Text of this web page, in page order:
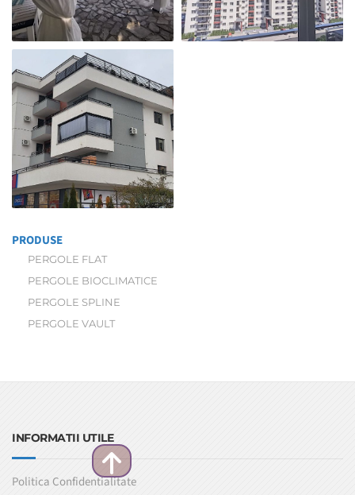
PRODUSE
PERGOLE FLAT
PERGOLE BIOCLIMATICE
PERGOLE SPLINE
PERGOLE VAULT
INFORMATII UTILE
Politica Confidentialitate